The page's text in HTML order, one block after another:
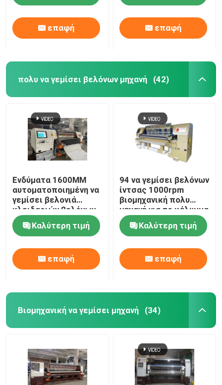
επαφή επαφή
πολυ να γεμίσει βελόνων μηχανή (42)
Ενδύματα 1600MM
αυτοματοποιημένη να
γεμίσει βελονιά
κλειδαριών βελόνων
μηχανών πολυ
Καλύτερη τιμή
επαφή
94 να γεμίσει βελόνων
ίντσας 1000rpm
βιομηχανική πολυ
μηχανή για το κάλυμμα
Καλύτερη τιμή
επαφή
Βιομηχανική να γεμίσει μηχανή (34)